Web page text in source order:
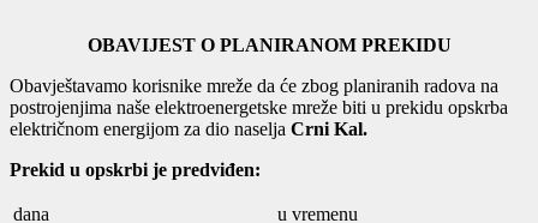
OBAVIJEST O PLANIRANOM PREKIDU
Obavještavamo korisnike mreže da će zbog planiranih radova na
postrojenjima naše elektroenergetske mreže biti u prekidu opskrba
električnom energijom za dio naselja Crni Kal.
Prekid u opskrbi je predviđen:
dana
u vremenu